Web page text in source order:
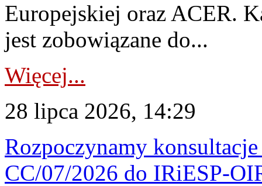
Europejskiej oraz ACER.
jest zobowiązane do...
Więcej...
28 lipca 2026, 14:29
Rozpoczynamy
CC/07/2026 do IRiESP-